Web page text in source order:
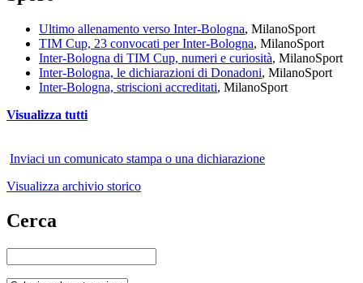
Ultimo allenamento verso Inter-Bologna, MilanoSport
TIM Cup, 23 convocati per Inter-Bologna, MilanoSport
Inter-Bologna di TIM Cup, numeri e curiosità, MilanoSport
Inter-Bologna, le dichiarazioni di Donadoni, MilanoSport
Inter-Bologna, striscioni accreditati, MilanoSport
Visualizza tutti
Inviaci un comunicato stampa o una dichiarazione
Visualizza archivio storico
Cerca